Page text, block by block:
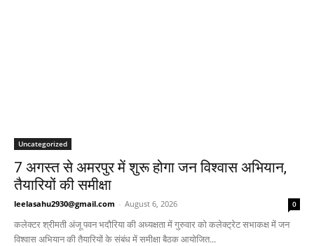
Uncategorized
7 अगस्त से अमरपुर में शुरू होगा जन विश्वास अभियान,
तैयारियों की समीक्षा
leelasahu2930@gmail.com - August 6, 2026 0
कलेक्टर श्रीमती अंजू पवन भदौरिया की अध्यक्षता में गुरुवार को कलेक्ट्रेट सभाकक्ष में जन
विश्वास अभियान की तैयारियों के संबंध में समीक्षा बैठक आयोजित...